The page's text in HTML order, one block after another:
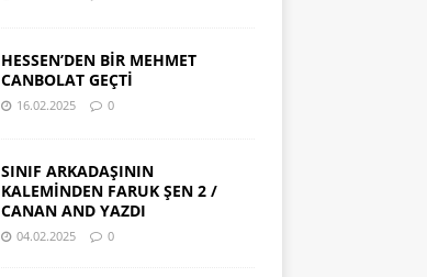
HESSEN’DEN BİR MEHMET
CANBOLAT GEÇTİ
16.02.2025 0
SINIF ARKADAŞININ
KALEMİNDEN FARUK ŞEN 2 /
CANAN AND YAZDI
04.02.2025 0